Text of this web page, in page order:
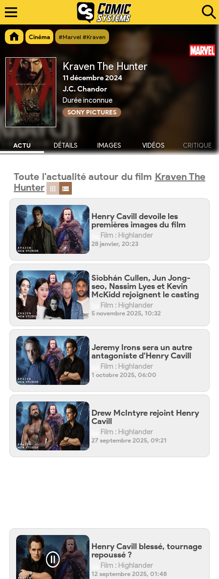
Cinéma #Marvel #Kraven
Kraven The Hunter
11 décembre 2024
J.C. Chandor
Durée inconnue
SONY PICTURES
ACTU DÉTAILS IMAGES VIDÉOS CRITIQUE
Toute l'actualité autour du film Kraven The
Hunter
Henry Cavill devoile les
premières images du film
Film : Highlander
28 janvier, 20:23
Siobhán Cullen, Jun Jong-
seo, Nassim Lyes et Kevin
McKidd rejoignent le casting
Film : Highlander
5 novembre 2025, 10:32
Jeremy Irons sera un autre
antagoniste d'Henry Cavill
Film : Highlander
1 octobre 2025, 06:00
Drew McIntyre rejoint Henry
Cavill
Film : Highlander
27 septembre 2025, 09:21
Henry Cavill blessé, tournage
repoussé ?
Film : Highlander
12 septembre 2025, 01:48